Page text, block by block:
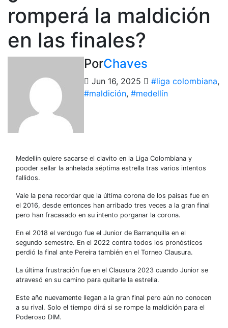
romperá la maldición
en las finales?
PorChaves
Jun 16, 2025 #liga colombiana,
#maldición, #medellín
Medellín quiere sacarse el clavito en la Liga Colombiana y
pooder sellar la anhelada séptima estrella tras varios intentos
fallidos.
Vale la pena recordar que la última corona de los paisas fue en
el 2016, desde entonces han arribado tres veces a la gran final
pero han fracasado en su intento porganar la corona.
En el 2018 el verdugo fue el Junior de Barranquilla en el
segundo semestre. En el 2022 contra todos los pronósticos
perdió la final ante Pereira también en el Torneo Clausura.
La última frustración fue en el Clausura 2023 cuando Junior se
atravesó en su camino para quitarle la estrella.
Este año nuevamente llegan a la gran final pero aún no conocen
a su rival. Solo el tiempo dirá si se rompe la maldición para el
Poderoso DIM.